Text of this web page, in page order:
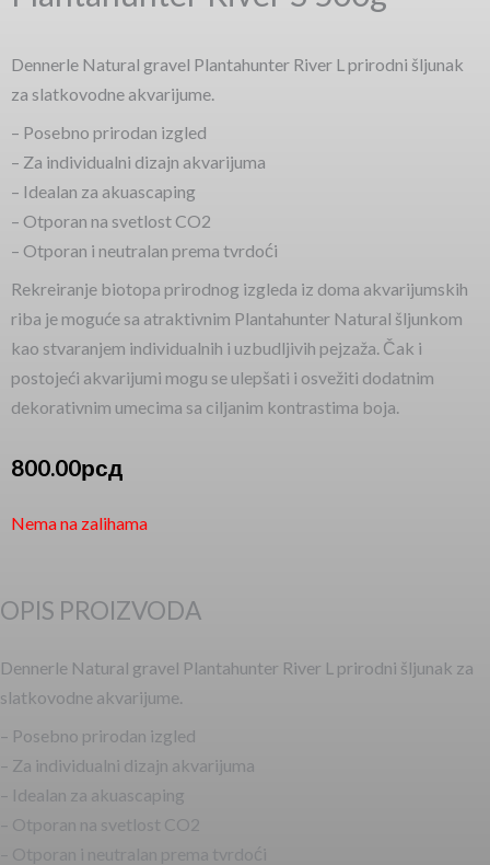
Dennerle Natural gravel Plantahunter River L prirodni šljunak
za slatkovodne akvarijume.
– Posebno prirodan izgled
– Za individualni dizajn akvarijuma
– Idealan za akuascaping
– Otporan na svetlost CO2
– Otporan i neutralan prema tvrdoći
Rekreiranje biotopa prirodnog izgleda iz doma akvarijumskih
riba je moguće sa atraktivnim Plantahunter Natural šljunkom
kao stvaranjem individualnih i uzbudljivih pejzaža. Čak i
postojeći akvarijumi mogu se ulepšati i osvežiti dodatnim
dekorativnim umecima sa ciljanim kontrastima boja.
800.00рсд
Nema na zalihama
OPIS PROIZVODA
Dennerle Natural gravel Plantahunter River L prirodni šljunak za
slatkovodne akvarijume.
– Posebno prirodan izgled
– Za individualni dizajn akvarijuma
– Idealan za akuascaping
– Otporan na svetlost CO2
– Otporan i neutralan prema tvrdoći